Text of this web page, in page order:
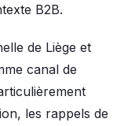
B2B.
de Liège et
canal de
les rappels de